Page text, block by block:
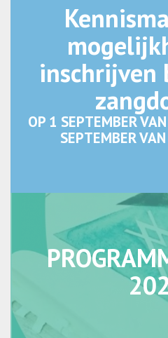
inschrijven
OP 1 SEPTEMBER
SEPTEMBER